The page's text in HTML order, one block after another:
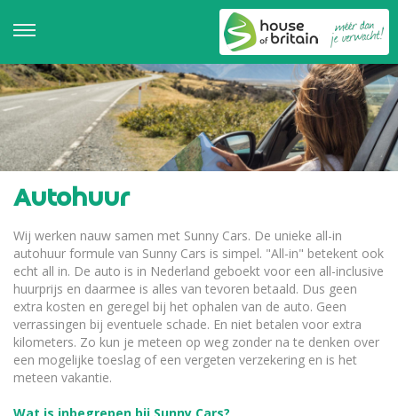
Autohuur
Wij werken nauw samen met Sunny Cars. De unieke all-in
autohuur formule van Sunny Cars is simpel. "All-in" betekent ook
echt all in. De auto is in Nederland geboekt voor een all-inclusive
huurprijs en daarmee is alles van tevoren betaald. Dus geen
extra kosten en geregel bij het ophalen van de auto. Geen
verrassingen bij eventuele schade. En niet betalen voor extra
kilometers. Zo kun je meteen op weg zonder na te denken over
een mogelijke toeslag of een vergeten verzekering en is het
meteen vakantie.